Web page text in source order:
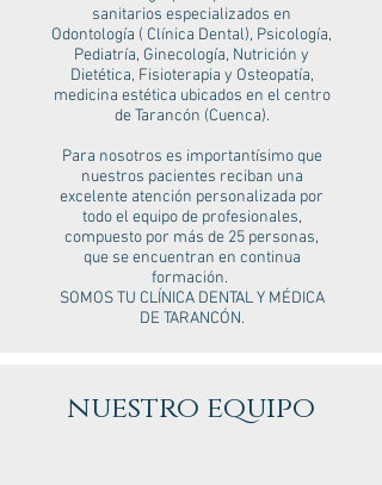
sanitarios especializados en
Odontología ( Clínica Dental), Psicología,
Pediatría, Ginecología, Nutrición y
Dietética, Fisioterapia y Osteopatía,
medicina estética ubicados en el centro
de Tarancón (Cuenca).
Para nosotros es importantísimo que
nuestros pacientes reciban una
excelente atención personalizada por
todo el equipo de profesionales,
compuesto por más de 25 personas,
que se encuentran en continua
formación.
SOMOS TU CLÍNICA DENTAL Y MÉDICA
DE TARANCÓN.
nuestro equipo